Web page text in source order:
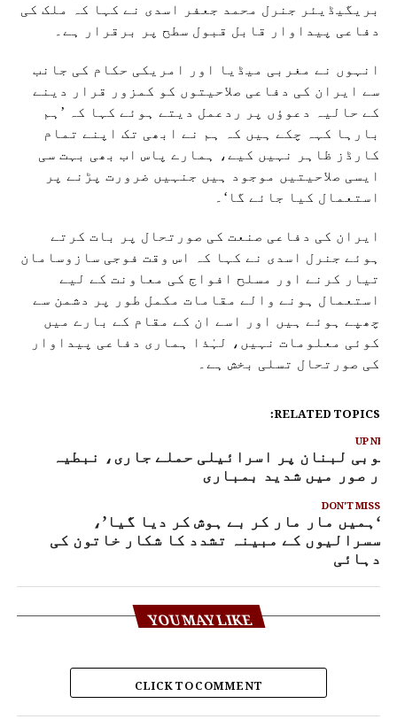
بریگیڈیئر جنرل محمد جعفر اسدی نے کہا کہ ملک کی
دفاعی پیداوار قابل قبول سطح پر برقرار ہے۔
انہوں نے مغربی میڈیا اور امریکی حکام کی جانب
سے ایران کی دفاعی صلاحیتوں کو کمزور قرار دینے
کے حالیہ دعوؤں پر ردعمل دیتے ہوئے کہا کہ ’ہم
بارہا کہہ چکے ہیں کہ ہم نے ابھی تک اپنے تمام
کارڈز ظاہر نہیں کیے، ہمارے پاس اب بھی بہت سی
ایسی صلاحیتیں موجود ہیں جنہیں ضرورت پڑنے پر
استعمال کیا جائے گا‘۔
ایران کی دفاعی صنعت کی صورتحال پر بات کرتے
ہوئے جنرل اسدی نے کہا کہ اس وقت فوجی سازوسامان
تیار کرنے اور مسلح افواج کی معاونت کے لیے
استعمال ہونے والے مقامات مکمل طور پر دشمن سے
چھپے ہوئے ہیں اور اسے ان کے مقام کے بارے میں
کوئی معلومات نہیں، لہٰذا ہماری دفاعی پیداوار
کی صورتحال تسلی بخش ہے۔
RELATED TOPICS:
UP
لبنان پر اسرائیلی حملے جاری، نبطیہ
صور میں شدید بمباری
DON'T MISS
‘ہمیں مار مار کر بے ہوش کر دیا گیا’،
سسرالیوں کے مبینہ تشدد کا شکار خاتون کی
دہائی
YOU MAY LIKE
CLICK TO COMMENT